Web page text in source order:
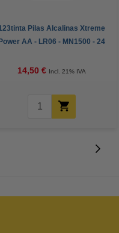
Pilas Alcalinas Xtreme
Power AA - LR06 - MN1500 - 24
14,50 € Incl. 21% IVA